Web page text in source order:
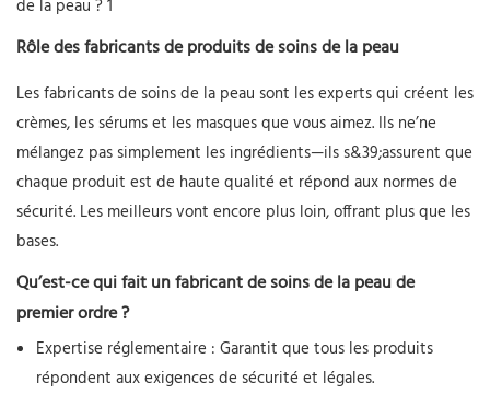
Rôle des fabricants de produits de soins de la peau
Les fabricants de soins de la peau sont les experts qui créent les
crèmes, les sérums et les masques que vous aimez. Ils ne’ne
mélangez pas simplement les ingrédients—ils s&39;assurent que
chaque produit est de haute qualité et répond aux normes de
sécurité. Les meilleurs vont encore plus loin, offrant plus que les
bases.
Qu’est-ce qui fait un fabricant de soins de la peau de
premier ordre ?
Expertise réglementaire : Garantit que tous les produits
répondent aux exigences de sécurité et légales.